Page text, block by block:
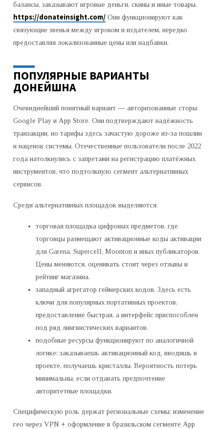
балансы, заказывают игровые деньги, скины и иные товары.
https://donateinsight.com/Они функционируют как
связующие звенья между игроком и издателем, нередко
предоставляя локализованные цены или надбавки.
ПОПУЛЯРНЫЕ ВАРИАНТЫ
ДОНЕЙШНА
Очевиднейший понятный вариант — авторизованные сторы:
Google Play и App Store. Они подтверждают надёжность
транзакции, но тарифы здесь зачастую дороже из-за пошлин
и наценок системы. Отечественные пользователи после 2022
года натолкнулись с запретами на регистрацию платёжных
инструментов, что подтолкнуло сегмент альтернативных
сервисов.
Среди альтернативных площадок выделяются:
торговая площадка цифровых предметов, где
торговцы размещают активационные коды активации
для Garena, Supercell, Moonton и иных публикаторов.
Цены меняются, оценивать стоит через отзывы и
рейтинг магазина.
западный агрегатор геймерских кодов. Здесь есть
ключи для популярных портативных проектов,
предоставление быстрая, а интерфейс приспособлен
под ряд лингвистических вариантов.
подобные ресурсы функционируют по аналогичной
логике: заказываешь активационный код, вводишь в
проекте, получаешь кристаллы. Вероятность потерь
минимальны, если отдавать предпочтение
авторитетные площадки.
Специфическую роль держат региональные схемы: изменение
гео через VPN + оформление в бразильском сегменте App